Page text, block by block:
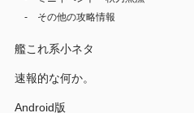
その他の攻略情報
艦これ系小ネタ
速報的な何か。
Android版